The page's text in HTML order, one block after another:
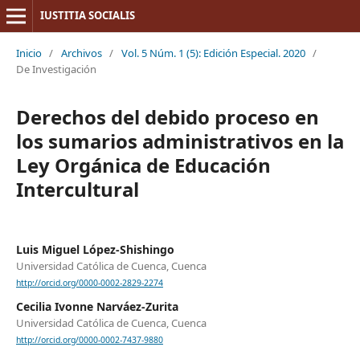
IUSTITIA SOCIALIS
Inicio / Archivos / Vol. 5 Núm. 1 (5): Edición Especial. 2020 /
De Investigación
Derechos del debido proceso en
los sumarios administrativos en la
Ley Orgánica de Educación
Intercultural
Luis Miguel López-Shishingo
Universidad Católica de Cuenca, Cuenca
http://orcid.org/0000-0002-2829-2274
Cecilia Ivonne Narváez-Zurita
Universidad Católica de Cuenca, Cuenca
http://orcid.org/0000-0002-7437-9880